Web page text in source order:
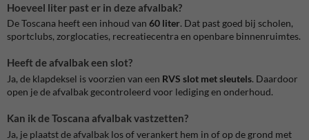
Hoeveel liter past er in deze afvalbak?
De Toscana heeft een inhoud van 60 liter. Dat past goed bij scholen,
sportclubs, zorglocaties, recreatiecentra en openbare binnenruimtes.
Heeft de afvalbak een slot?
Ja, de klapdeksel is voorzien van een RVS slot met sleutels. Daardoor
open je de afvalbak gecontroleerd voor lediging en onderhoud.
Kan ik de Toscana afvalbak vastzetten?
Ja, je plaatst de afvalbak los of verankert hem in of op de grond met